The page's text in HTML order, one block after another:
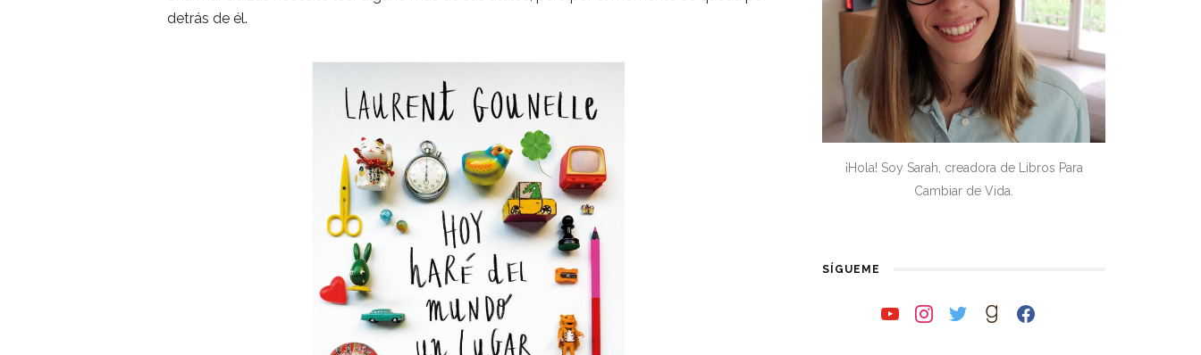
detrás de él.
¡Hola! Soy Sarah, creadora de Libros Para
Cambiar de Vida.
SÍGUEME
youtubeinstagramtwittergoodreadsfacebook